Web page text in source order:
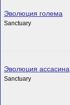
Эволюция голема
Sanctuary
Эволюция ассасина
Sanctuary